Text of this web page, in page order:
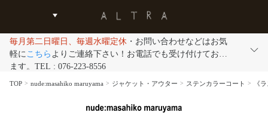
毎月第二日曜日、毎週水曜定休 ・お問い合わせなどはお気
軽にこちら よりご連絡下さい！お電話でも受け付けており
ます。TEL : 076-223-8556
TOP nude:masahiko maruyama ジャケット・アウター ステンカラーコート 《